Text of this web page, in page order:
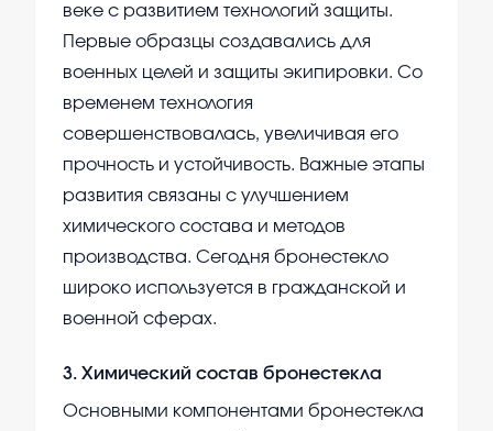
веке с развитием технологий защиты.
Первые образцы создавались для
военных целей и защиты экипировки. Со
временем технология
совершенствовалась, увеличивая его
прочность и устойчивость. Важные этапы
развития связаны с улучшением
химического состава и методов
производства. Сегодня бронестекло
широко используется в гражданской и
военной сферах.
3. Химический состав бронестекла
Основными компонентами бронестекла